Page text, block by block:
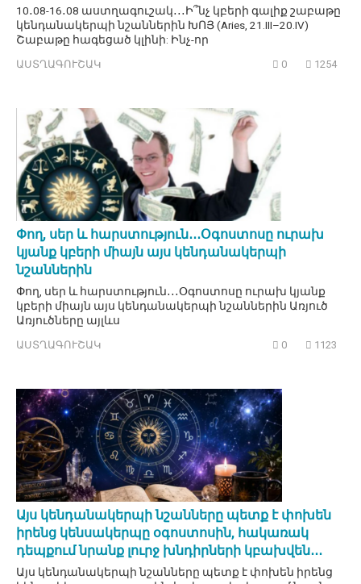
10․08-16․08 աստղագուշակ․․․Ի՞նչ կբերի գալիք շաբաթը
կենդանակերպի նշաններին ԽՈՅ (Aries, 21.III–20.IV)
Շաբաթը հագեցած կլինի: Ինչ-որ
ԱՍՏՂԱԳՈՒՇԱԿ 0 1254
Փող, սեր և հարստություն․․․Օգոստոսը ուրախ
կյանք կբերի միայն այս կենդանակերպի
նշաններին
Փող, սեր և հարստություն․․․Օգոստոսը ուրախ կյանք
կբերի միայն այս կենդանակերպի նշաններին Առյուծ
Առյուծները այլևս
ԱՍՏՂԱԳՈՒՇԱԿ 0 1123
Այս կենդանակերպի նշանները պետք է փոխեն
իրենց կենսակերպը օգոստոսին, հակառակ
դեպքում նրանք լուրջ խնդիրների կբախվեն․․․
Այս կենդանակերպի նշանները պետք է փոխեն իրենց